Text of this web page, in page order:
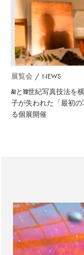
展覧会 NEWS
AIと19世紀写真技法を
子が失われた「最初
る個展開催